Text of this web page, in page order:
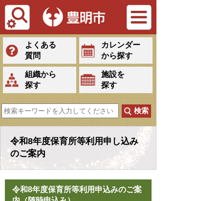
Tiếng Việt
よくある
質問
カレンダー
から探す
組織から
探す
施設を
探す
令和8年度保育所等利用申し込み
のご案内
令和8年度保育所等利用申込みのご案